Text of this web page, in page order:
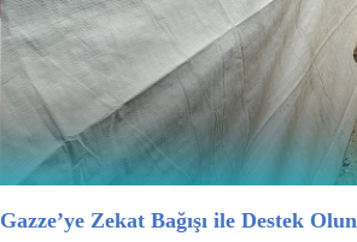
Gazze’ye Zekat Bağışı ile Destek Olun